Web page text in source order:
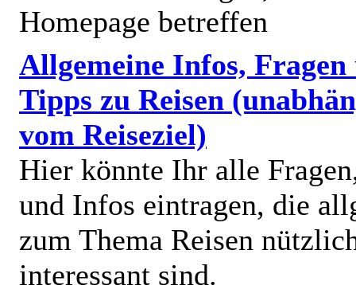
Homepage betreffen
Allgemeine Infos, Fragen
Tipps zu Reisen
vom Reiseziel)
Hier könnte Ihr alle
und Infos eintragen, die
zum Thema Reisen
interessant sind.